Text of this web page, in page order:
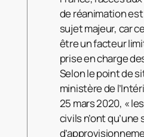
de réanimation
sujet majeur, car
être un facteur
prise en charge
Selon le point de
ministère de
25 mars 2020, «
civils n’ont qu’une